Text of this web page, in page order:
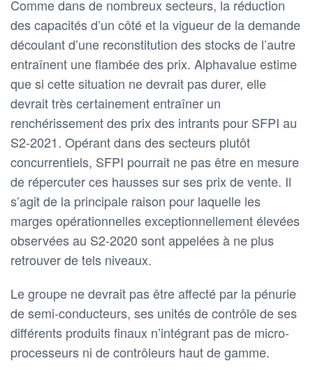
Comme dans de nombreux secteurs, la réduction
des capacités d’un côté et la vigueur de la demande
découlant d’une reconstitution des stocks de l’autre
entraînent une flambée des prix. Alphavalue estime
que si cette situation ne devrait pas durer, elle
devrait très certainement entraîner un
renchérissement des prix des intrants pour SFPI au
S2-2021. Opérant dans des secteurs plutôt
concurrentiels, SFPI pourrait ne pas être en mesure
de répercuter ces hausses sur ses prix de vente. Il
s’agit de la principale raison pour laquelle les
marges opérationnelles exceptionnellement élevées
observées au S2-2020 sont appelées à ne plus
retrouver de tels niveaux.
Le groupe ne devrait pas être affecté par la pénurie
de semi-conducteurs, ses unités de contrôle de ses
différents produits finaux n’intégrant pas de micro-
processeurs ni de contrôleurs haut de gamme.